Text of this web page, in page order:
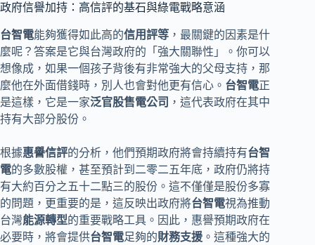
政府信譽加持：高信評的基石與綠電戰略意涵
台智電能夠獲得如此高的信用評等 ，最關鍵的因素是什
麼呢？答案是它與台灣政府的「強大關聯性」。你可以
想像成，如果一個孩子背後有非常強大的父母支持，那
麼他在外面借錢時，別人也會對他更有信心。 台智電正
是這樣，它是一家泛官股售電公司 ，這代表政府在其中
持有大部分股份。
根據惠譽信評的分析，他們預期政府將會持續持有台智
電的多數股權，甚至預計到二零二五年底，政府仍將持
有大約百分之五十二點三的股份。這不僅僅是股份多寡
的問題，更重要的是，這反映出政府將台智電視為推動
台灣能源轉型的重要戰略工具。因此，惠譽預期政府在
必要時，將會提供台智電足夠的財務支援 。這種強大的